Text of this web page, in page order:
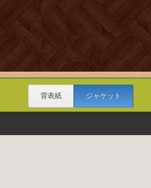
背表紙 ジャケット